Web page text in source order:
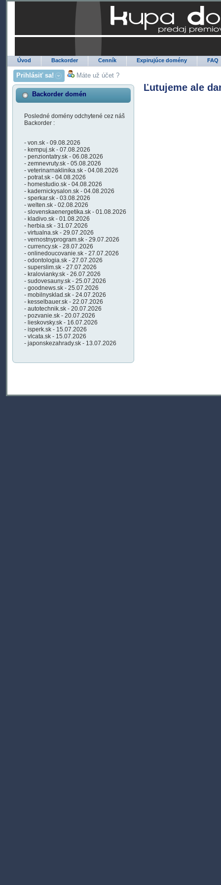
Úvod Backorder Cenník Expirujúce domény FAQ
Prihlásiť sa! Máte už účet ?
Backorder domén
Posledné domény odchytené cez náš
Backorder :
- von.sk - 09.08.2026
- kempuj.sk - 07.08.2026
- penziontatry.sk - 06.08.2026
- zemnevruty.sk - 05.08.2026
- veterinarnaklinika.sk - 04.08.2026
- potrat.sk - 04.08.2026
- homestudio.sk - 04.08.2026
- kadernickysalon.sk - 04.08.2026
- sperkar.sk - 03.08.2026
- welten.sk - 02.08.2026
- slovenskaenergetika.sk - 01.08.2026
- kladivo.sk - 01.08.2026
- herbia.sk - 31.07.2026
- virtualna.sk - 29.07.2026
- vernostnyprogram.sk - 29.07.2026
- currency.sk - 28.07.2026
- onlinedoucovanie.sk - 27.07.2026
- odontologia.sk - 27.07.2026
- superslim.sk - 27.07.2026
- kralovianky.sk - 26.07.2026
- sudovesauny.sk - 25.07.2026
- goodnews.sk - 25.07.2026
- mobilnysklad.sk - 24.07.2026
- kesselbauer.sk - 22.07.2026
- autotechnik.sk - 20.07.2026
- pozvanie.sk - 20.07.2026
- lieskovsky.sk - 16.07.2026
- isperk.sk - 15.07.2026
- vlcata.sk - 15.07.2026
- japonskezahrady.sk - 13.07.2026
Ľutujeme ale